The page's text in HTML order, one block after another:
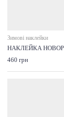
Зимові наклейки
НАКЛЕЙКА
460 грн